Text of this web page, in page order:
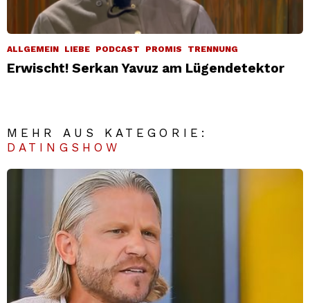
ALLGEMEIN LIEBE PODCAST PROMIS TRENNUNG
Erwischt! Serkan Yavuz am Lügendetektor
MEHR AUS KATEGORIE:
DATINGSHOW